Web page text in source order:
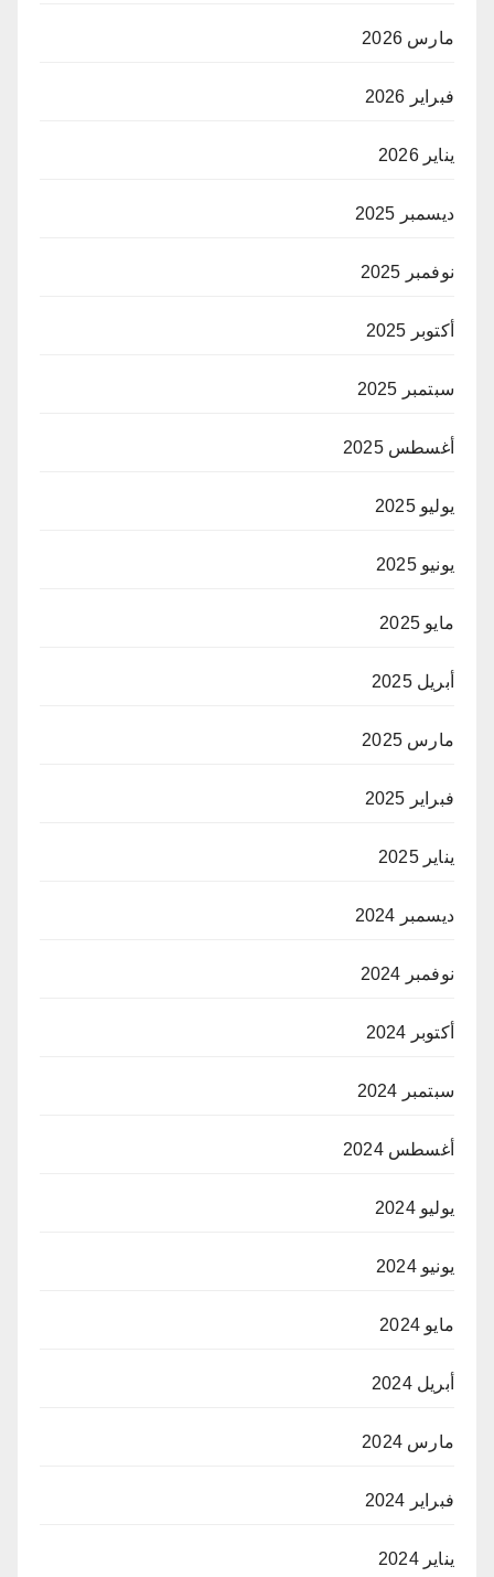
مارس 2026
فبراير 2026
يناير 2026
ديسمبر 2025
نوفمبر 2025
أكتوبر 2025
سبتمبر 2025
أغسطس 2025
يوليو 2025
يونيو 2025
مايو 2025
أبريل 2025
مارس 2025
فبراير 2025
يناير 2025
ديسمبر 2024
نوفمبر 2024
أكتوبر 2024
سبتمبر 2024
أغسطس 2024
يوليو 2024
يونيو 2024
مايو 2024
أبريل 2024
مارس 2024
فبراير 2024
يناير 2024